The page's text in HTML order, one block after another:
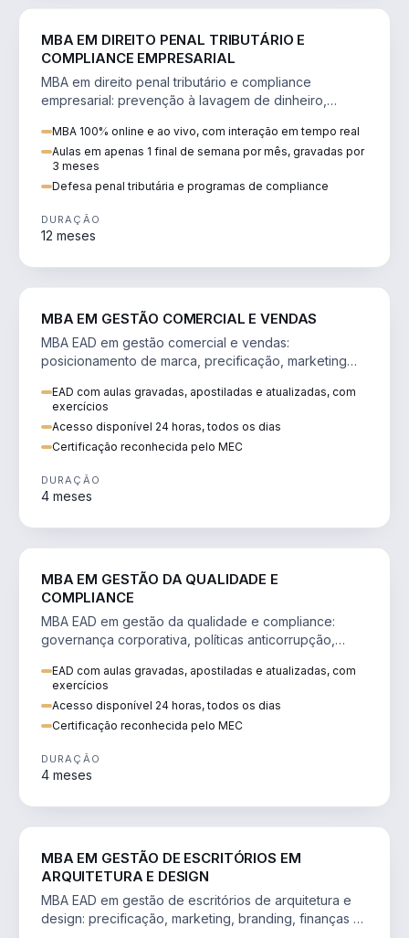
MBA EM DIREITO PENAL TRIBUTÁRIO E
COMPLIANCE EMPRESARIAL
MBA em direito penal tributário e compliance
empresarial: prevenção à lavagem de dinheiro,
MBA 100% online e ao vivo, com interação em tempo real
Aulas em apenas 1 final de semana por mês, gravadas por
3 meses
Defesa penal tributária e programas de compliance
DURAÇÃO
12 meses
MBA EM GESTÃO COMERCIAL E VENDAS
MBA EAD em gestão comercial e vendas:
posicionamento de marca, precificação, marketing
EAD com aulas gravadas, apostiladas e atualizadas, com
exercícios
Acesso disponível 24 horas, todos os dias
Certificação reconhecida pelo MEC
DURAÇÃO
4 meses
MBA EM GESTÃO DA QUALIDADE E
COMPLIANCE
MBA EAD em gestão da qualidade e compliance:
governança corporativa, políticas anticorrupção,
EAD com aulas gravadas, apostiladas e atualizadas, com
exercícios
Acesso disponível 24 horas, todos os dias
Certificação reconhecida pelo MEC
DURAÇÃO
4 meses
MBA EM GESTÃO DE ESCRITÓRIOS EM
ARQUITETURA E DESIGN
MBA EAD em gestão de escritórios de arquitetura e
design: precificação, marketing, branding, finanças e